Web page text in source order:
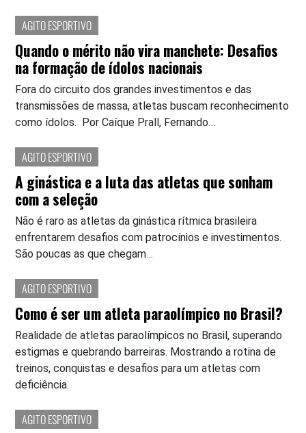
AGITO ESPORTIVO
Quando o mérito não vira manchete: Desafios
na formação de ídolos nacionais
Fora do circuito dos grandes investimentos e das
transmissões de massa, atletas buscam reconhecimento
como ídolos. Por Caíque Prall, Fernando…
AGITO ESPORTIVO
A ginástica e a luta das atletas que sonham
com a seleção
Não é raro as atletas da ginástica rítmica brasileira
enfrentarem desafios com patrocínios e investimentos.
São poucas as que chegam…
AGITO ESPORTIVO
Como é ser um atleta paraolímpico no Brasil?
Realidade de atletas paraolímpicos no Brasil, superando
estigmas e quebrando barreiras. Mostrando a rotina de
treinos, conquistas e desafios para um atletas com
deficiência.
AGITO ESPORTIVO